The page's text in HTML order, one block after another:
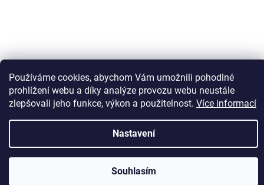
Používáme cookies, abychom Vám umožnili pohodlné
prohlížení webu a díky analýze provozu webu neustále
zlepšovali jeho funkce, výkon a použitelnost. Více informací
Nastavení
Souhlasím
Sledovat na Instagramu
Copyright 2026Kaps comm. Všechna práva vyhrazena.